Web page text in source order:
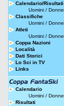
Calendario/Risultati
Uomini / Donne
Classifiche
Uomini / Donne
Atleti
Uomini / Donne
Coppa Nazioni
Località
Dati Storici
Lo Sci in TV
Links
Calendario
Uomini / Donne
Risultati